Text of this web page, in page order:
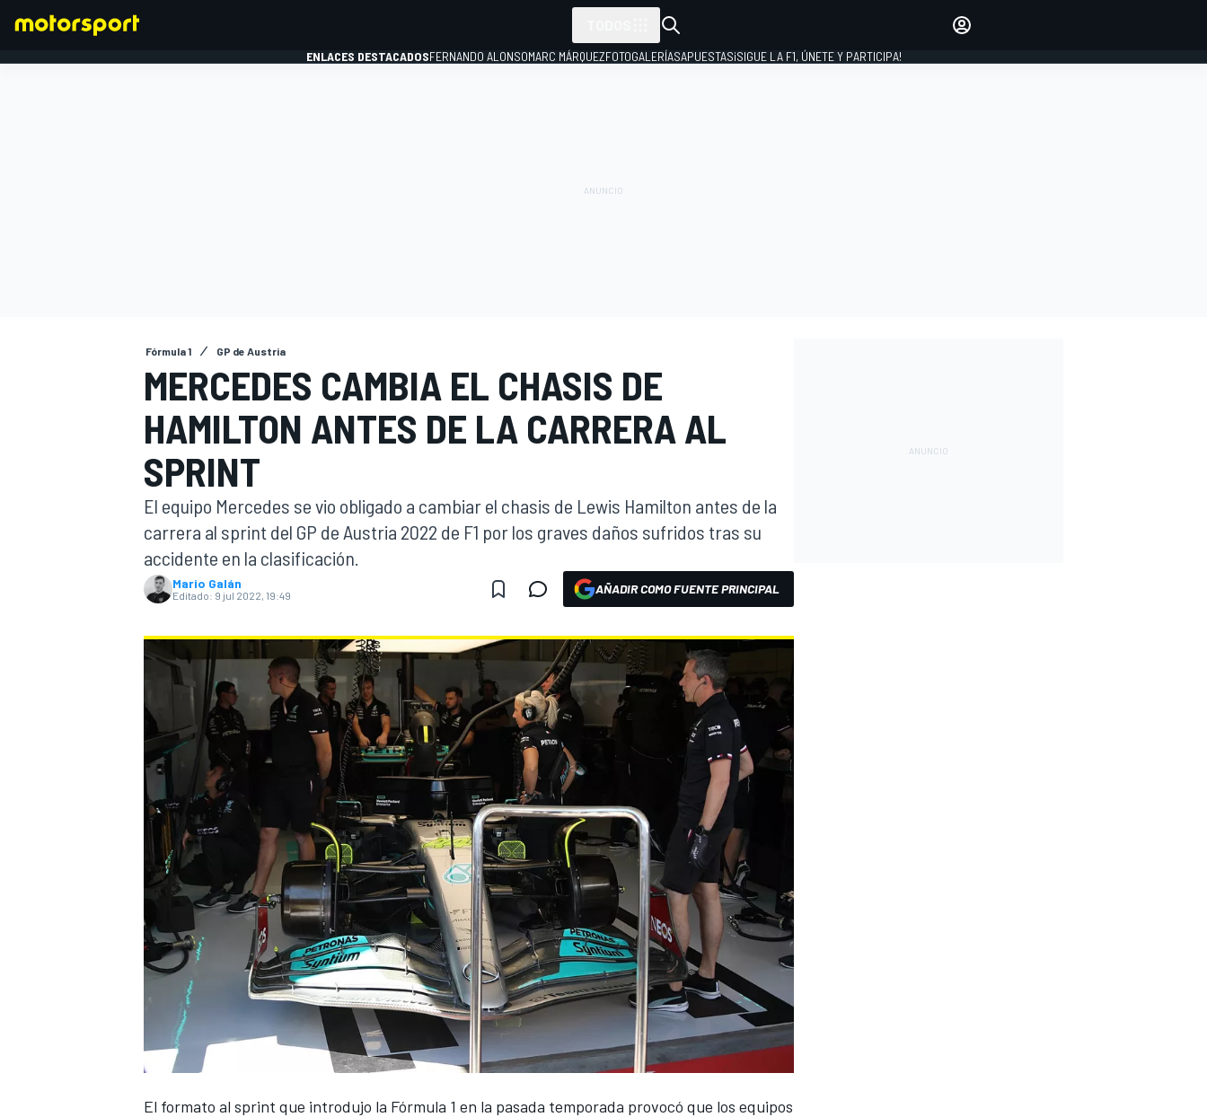
WEC FÓRMULA E
ENLACES DESTACADOSFERNANDO ALONSOMARC MÁRQUEZFOTOGALERÍASAPUESTAS¡SIGUE LA F1, ÚNETE Y PARTICIPA!
Fórmula 1 GP de Austria
MERCEDES CAMBIA EL CHASIS DE
HAMILTON ANTES DE LA CARRERA AL
SPRINT
El equipo Mercedes se vio obligado a cambiar el chasis de Lewis Hamilton antes de la
carrera al sprint del GP de Austria 2022 de F1 por los graves daños sufridos tras su
accidente en la clasificación.
Mario Galán
Editado: 9 jul 2022, 19:49 AÑADIR COMO FUENTE PRINCIPAL
El formato al sprint que introdujo la Fórmula 1 en la pasada temporada provocó que los equipos